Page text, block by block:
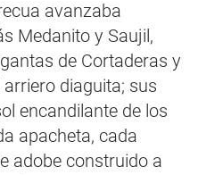
avanzaba
Medanito y Saujil,
de Cortaderas y
diaguita; sus
encandilante de los
apacheta, cada
adobe construido a